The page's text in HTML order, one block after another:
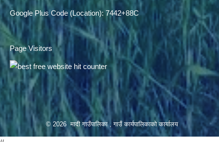
Google Plus Code (Location): 7442+88C
Page Visitors
© 2026 मादी गाउँपालिका , गाउँ कार्यपालिकाको कार्यालय